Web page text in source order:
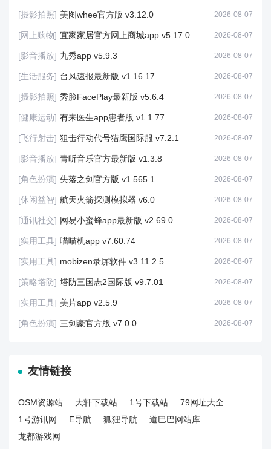
[摄影拍照] 美图whee官方版 v3.12.0 2026-08-07
[网上购物] 宜家家居官方网上商城app v5.17.0 2026-08-07
[影音播放] 九秀app v5.9.3 2026-08-07
[生活服务] 台风速报最新版 v1.16.17 2026-08-07
[摄影拍照] 秀脸FacePlay最新版 v5.6.4 2026-08-07
[健康运动] 有来医生app患者版 v1.1.77 2026-08-07
[飞行射击] 狙击行动代号猎鹰国际服 v7.2.1 2026-08-07
[影音播放] 青听音乐官方最新版 v1.3.8 2026-08-07
[角色扮演] 失落之剑官方版 v1.565.1 2026-08-07
[休闲益智] 航天火箭探测模拟器 v6.0 2026-08-07
[通讯社交] 网易小蜜蜂app最新版 v2.69.0 2026-08-07
[实用工具] 喵喵机app v7.60.74 2026-08-07
[实用工具] mobizen录屏软件 v3.11.2.5 2026-08-07
[策略塔防] 塔防三国志2国际版 v9.7.01 2026-08-07
[实用工具] 美片app v2.5.9 2026-08-07
[角色扮演] 三剑豪官方版 v7.0.0 2026-08-07
友情链接
OSM资源站 大轩下载站 1号下载站
79网址大全
1号游讯网
E导航 狐狸导航
道巴巴网站库
龙都游戏网